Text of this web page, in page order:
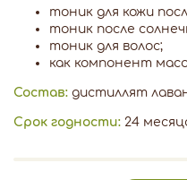
тоник для кожи
тоник после
тоник для волос;
как компонент
Состав: дистиллят
Срок годности: 24